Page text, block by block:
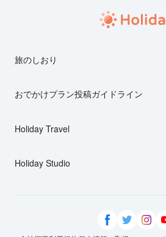
旅のしおり
おでかけプラン投稿ガイドライン
Holiday Travel
Holiday Studio